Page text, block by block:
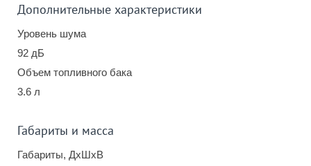
Дополнительные характеристики
Уровень шума
92 дБ
Объем топливного бака
3.6 л
Габариты и масса
Габариты, ДхШхВ